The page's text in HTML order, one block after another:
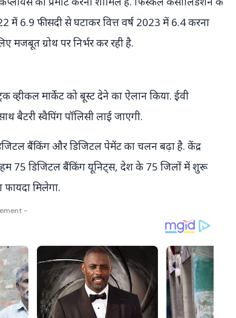
में 6.9 फीसदी से घटाकर वित्त वर्ष 2023 में 6.4 करना
ग्रोथ पर निर्भर कर रही है.
व्हीकल मार्केट को बूस्ट देने का ऐलान किया. ईवी
बैटरी स्वैपिंग पॉलिसी लाई जाएगी.
बैंकिंग और डिजिटल पेमेंट का चलन बढ़ा है. केंद्र
हम 75 डिजिटल बैंकिंग यूनिट्स, देश के 75 जिलों में शुरू
मिलेगा.
-